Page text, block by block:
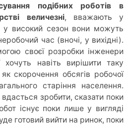
подібних роботів в
величезні, вважають у
у високий сезон вони можуть
час (вночі, у вихідні).
своєї розробки інженери
хочуть навіть вирішити таку
скорочення обсягів робочої
старіння населення.
зробити, сказати поки
існує поки лише у вигляді
готовий вийти на ринок, поки